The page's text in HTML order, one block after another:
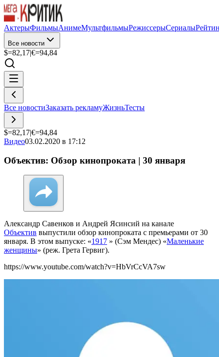
АктерыФильмыАнимеМультфильмыРежиссерыСериалы
Все новости
$=82,17|€=94,84
Все новостиЗаказать рекламуЖизньТесты
$=82,17|€=94,84
Видео03.02.2020 в 17:12
Объектив: Обзор кинопроката | 30 января
Александр Савенков и Андрей Ясинсий на канале
Объектив выпустили обзор кинопроката с премьерами от 30
января. В этом выпуске: «1917 » (Сэм Мендес) «Маленькие
женщины» (реж. Грета Гервиг).
https://www.youtube.com/watch?v=HbVrCcVA7sw